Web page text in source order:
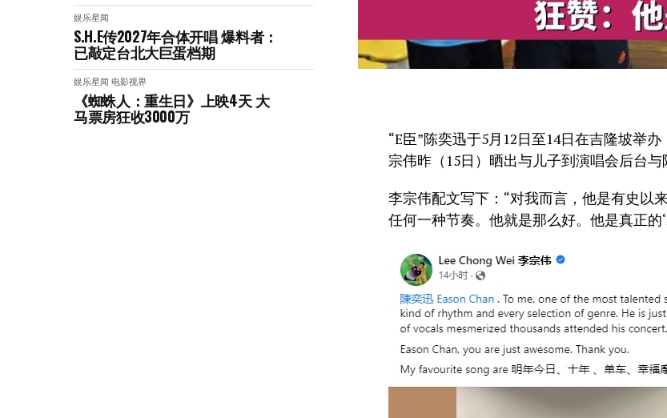
娱乐星闻
S.H.E传2027年合体开唱 爆料者：
已敲定台北大巨蛋档期
娱乐星闻 电影视界
《蜘蛛人：重生日》上映4天 大
马票房狂收3000万
“E臣”陈奕迅于5月12日至14日在吉隆坡举
宗伟昨（15日）晒出与儿子到演唱会后台
李宗伟配文写下：“对我而言，他是有史以
任何一种节奏。他就是那么好。他是真正的